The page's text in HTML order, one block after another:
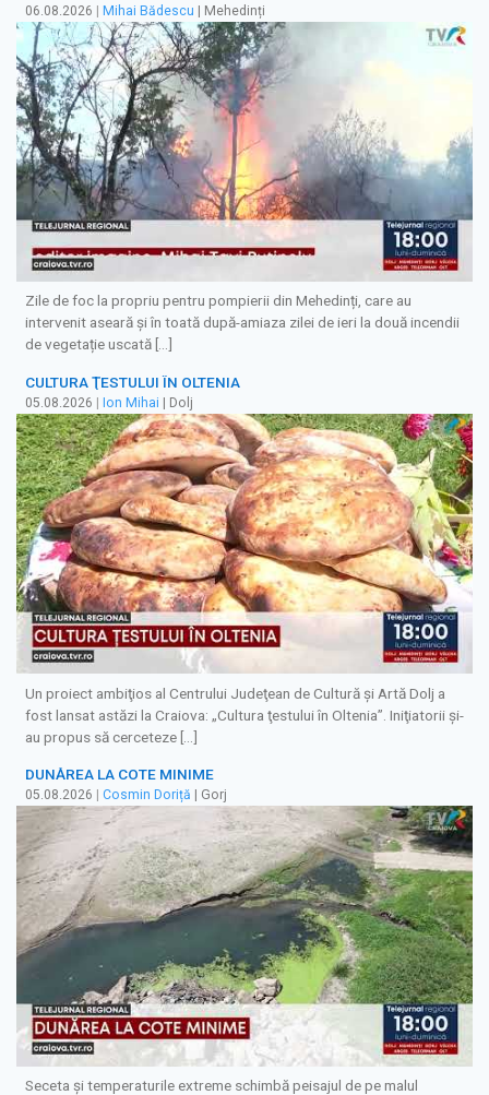
06.08.2026 | Mihai Bădescu | Mehedinți
Zile de foc la propriu pentru pompierii din Mehedinți, care au
intervenit aseară și în toată după-amiaza zilei de ieri la două incendii
de vegetație uscată […]
CULTURA ŢESTULUI ÎN OLTENIA
05.08.2026 Ion Mihai | Dolj
Un proiect ambiţios al Centrului Judeţean de Cultură şi Artă Dolj a
fost lansat astăzi la Craiova: „Cultura ţestului în Oltenia”. Iniţiatorii şi-
au propus să cerceteze […]
DUNĂREA LA COTE MINIME
05.08.2026 Cosmin Doriță | Gorj
Seceta și temperaturile extreme schimbă peisajul de pe malul